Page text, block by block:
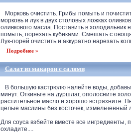
Морковь очистить. Грибы помыть и
морковь и лук в двух столовых ложках
оливкового масла. Поставить в
помыть, порезать кубиками. Смешать с
Лук-порей очистить и аккуратно нарезать
Подробнее »
Салат из макарон с салями
В большую кастрюлю налейте воды,
минут. Откиньте на дуршлаг, ополосните
растительное масло и хорошо встряхните.
целые маслины без косточек, измельченный
Для соуса взбейте вместе все ингредиенты,
охладите....